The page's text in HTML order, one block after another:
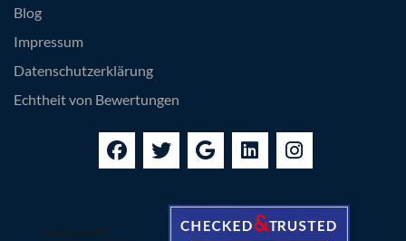
Blog
Impressum
Datenschutzerklärung
Echtheit von Bewertungen